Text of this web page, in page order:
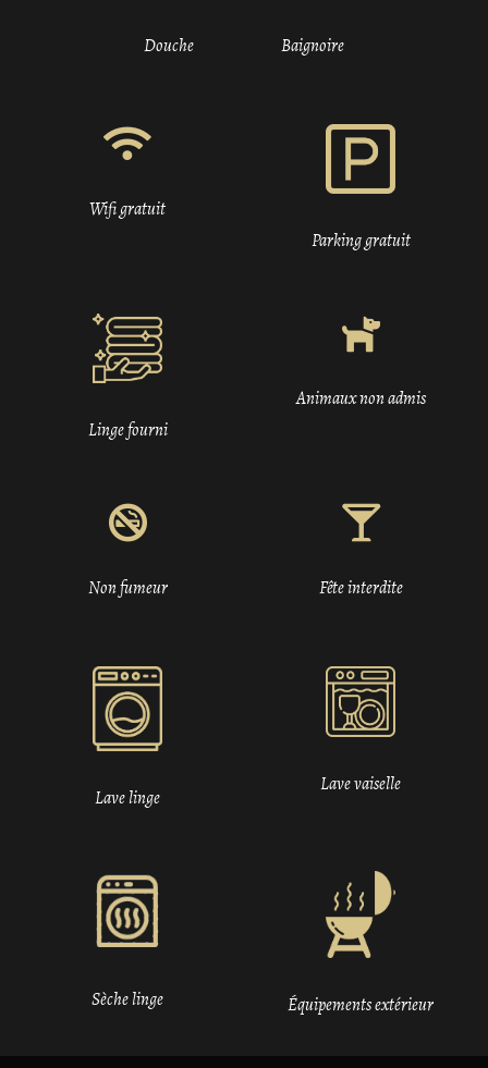
Douche Baignoire
Wifi gratuit
Parking gratuit
Linge fourni
Animaux non admis
Non fumeur Fête interdite
Lave linge
Lave vaiselle
Sèche linge Équipements extérieur